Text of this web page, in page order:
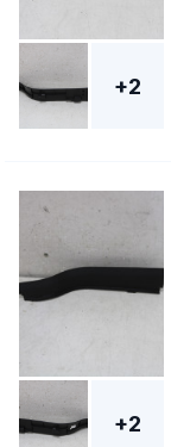
+2
+2